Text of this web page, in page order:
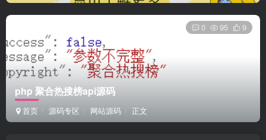
php 聚合热搜榜api源码
首页 源码专区 网站源码 正文
0 95 9